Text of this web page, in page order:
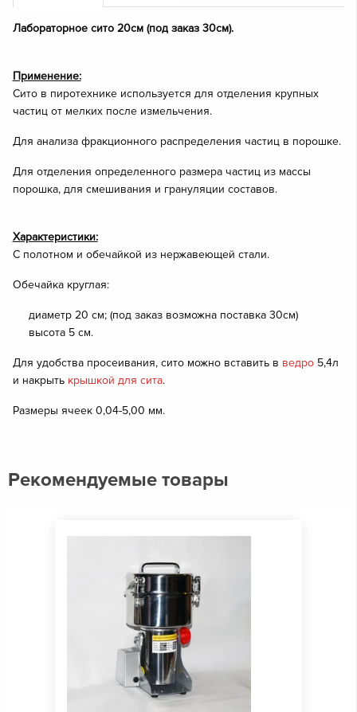
Лабораторное сито 20см (под заказ 30см).
Применение:
Сито в пиротехнике используется для отделения крупных
частиц от мелких после измельчения.
Для анализа фракционного распределения частиц в порошке.
Для отделения определенного размера частиц из массы
порошка, для смешивания и грануляции составов.
Характеристики:
С полотном и обечайкой из нержавеющей стали.
Обечайка круглая:
диаметр 20 см; (под заказ возможна поставка 30см)
высота 5 см.
Для удобства просеивания, сито можно вставить в ведро5,4л
и накрыть крышкой для сита.
Размеры ячеек 0,04-5,00 мм.
Рекомендуемые товары